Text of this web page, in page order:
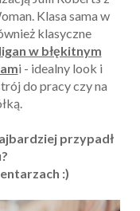
Klasa sama w
klasyczne
w błękitnym
i - idealny look i
do pracy czy na
przypadł
:)